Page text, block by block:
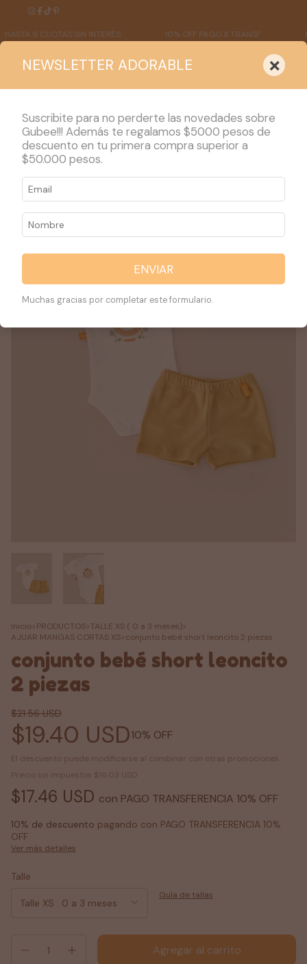
9 CUOTAS SIN INTERÉS 10% OFF PAGO X TRANSF.
PRODUCTOS
1/2
Inicio>PRODUCTOS>TALLE XS ( 0 a 3 meses)>
AJUAR MANGAS CORTAS XS>conjunto bebé short leoncito 2 piezas
conjunto bebé short leoncito
2 piezas
$21.56 USD
$19.40 USD10% OFF
El descuento puede modificarse al combinar con otras promociones.
Precio sin impuestos $16.03 USD
$17.46 USD con PAGO TRANSFERENCIA 10% OFF
10% de descuento pagando con PAGO TRANSFERENCIA 10%
OFF
Ver más detalles
Talle
Guía de tallas
NEWSLETTER ADORABLE ×
Suscribite para no perderte las novedades sobre
Gubee!!! Además te regalamos $5000 pesos de
descuento en tu primera compra superior a
$50.000 pesos.
ENVIAR
Muchas gracias por completar este formulario.